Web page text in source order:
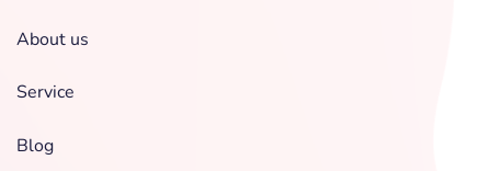
About us
Service
Blog